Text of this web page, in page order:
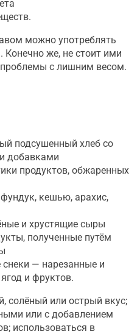
можно употреблять
же, не стоит ими
проблемы с лишним весом.
подсушенный хлеб со
добавками
продуктов, обжаренных
кешью, арахис,
и хрустящие сыры
полученные путём
— нарезанные и
и фруктов.
солёный или острый вкус;
или с добавлением
использоваться в